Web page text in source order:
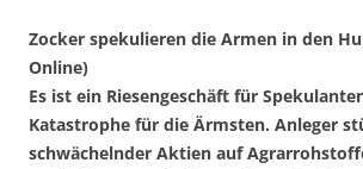
Zocker spekulieren die Armen in den
Online)
Es ist ein Riesengeschäft für
Katastrophe für die Ärmsten. Anleger
schwächelnder Aktien auf